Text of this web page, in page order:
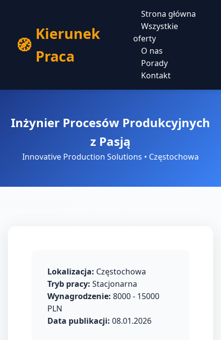
Kierunek
Praca
Strona główna
Wszystkie
oferty
O nas
Porady
Kontakt
Inżynier Procesów Produkcyjnych
z Pasją
Innovative Production Solutions • Częstochowa
Lokalizacja: Częstochowa
Tryb pracy: Stacjonarna
Wynagrodzenie: 8000 - 15000
PLN
Data publikacji: 08.01.2026